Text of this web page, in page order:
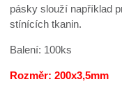
pásky slouží například
stínících tkanin.
Balení: 100ks
Rozměr: 200x3,5mm